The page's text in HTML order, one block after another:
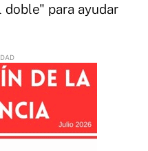
para ayudar